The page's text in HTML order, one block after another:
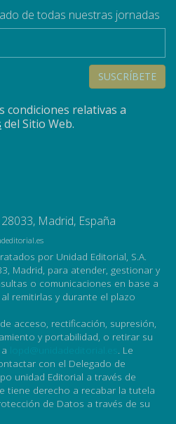
de todas nuestras jornadas
SUSCRÍBETE
condiciones relativas a
del Sitio Web.
28033, Madrid, España
por Unidad Editorial, S.A.
Madrid, para atender, gestionar y
o comunicaciones en base a
remitirlas y durante el plazo
acceso, rectificación, supresión,
y portabilidad, o retirar su
. Le
con el Delegado de
unidad Editorial a través de
tiene derecho a recabar la tutela
de Datos a través de su